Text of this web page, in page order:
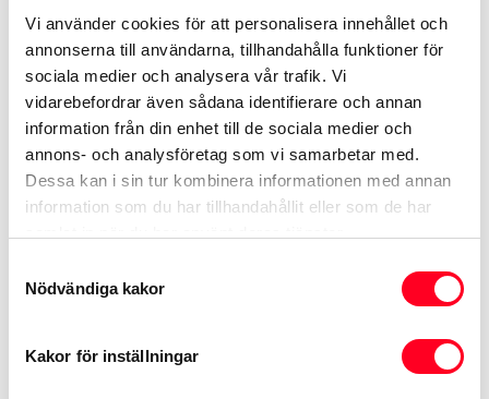
Vi använder cookies för att personalisera innehållet och
annonserna till användarna, tillhandahålla funktioner för
sociala medier och analysera vår trafik. Vi
vidarebefordrar även sådana identifierare och annan
information från din enhet till de sociala medier och
annons- och analysföretag som vi samarbetar med.
Dessa kan i sin tur kombinera informationen med annan
information som du har tillhandahållit eller som de har
Nödvändiga kakor
Kakor för inställningar
Toyota Relax täcker ej befintliga fel på bilen då
garantin aktiveras. Därför tillämpar vi 30 dagars
karens när du för första gången servar din bil
hos oss. Fel som inträffar efter 30 dagar ersätts
enligt villkorsbilagan. Ingen ytterligare karens
tillämpas, förutsatt att nästkommande service
serviceschema.